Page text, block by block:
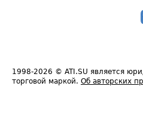
1998-2026 © ATI.SU является
торговой маркой. Об авторских